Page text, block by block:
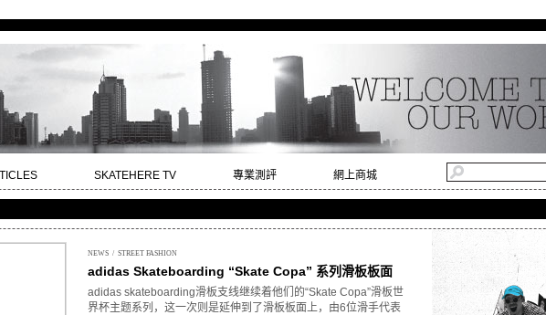
SKATEHERE TV 專業測評 網上商城
NEWS / STREET FASHION
adidas Skateboarding “Skate Copa” 系列滑板板面
adidas skateboarding滑板支线继续着他们的“Skate Copa”滑板世
界杯主题系列，这一次则是延伸到了滑板板面上，由6位滑手代表